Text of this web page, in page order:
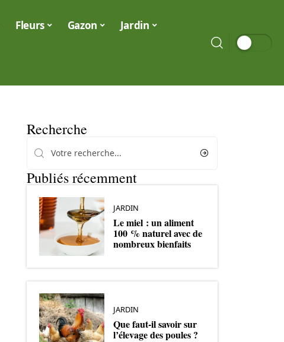
Fleurs Gazon Jardin
Recherche
Publiés récemment
JARDIN
Le miel : un aliment
100 % naturel avec de
nombreux bienfaits
JARDIN
Que faut-il savoir sur
l’élevage des poules ?